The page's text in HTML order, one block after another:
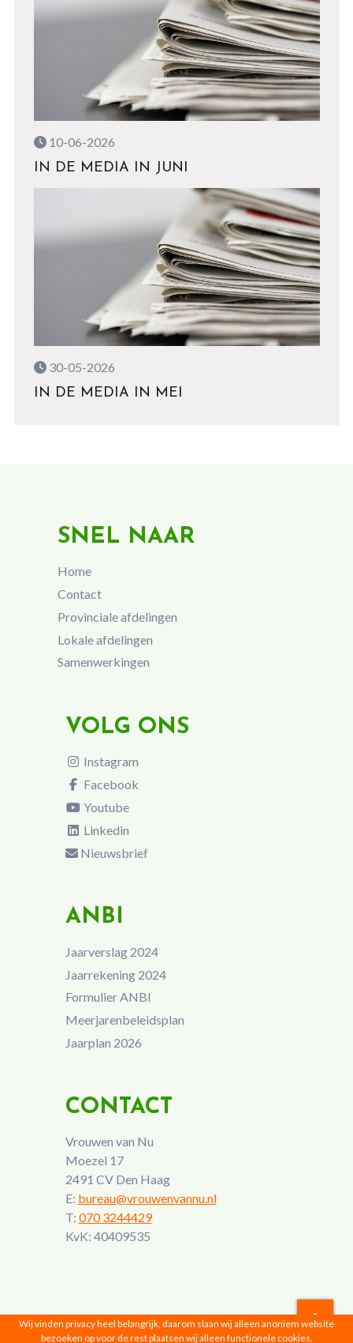
10-06-2026
IN DE MEDIA IN JUNI
30-05-2026
IN DE MEDIA IN MEI
SNEL NAAR
Home
Contact
Provinciale afdelingen
Lokale afdelingen
Samenwerkingen
VOLG ONS
Instagram
Facebook
Youtube
Linkedin
Nieuwsbrief
ANBI
Jaarverslag 2024
Jaarrekening 2024
Formulier ANBI
Meerjarenbeleidsplan
Jaarplan 2026
CONTACT
Vrouwen van Nu
Moezel 17
2491 CV Den Haag
E: bureau@vrouwenvannu.nl
T: 070 3244429
KvK: 40409535
Wij vinden privacy heel belangrijk, daarom slaan wij alleen anoniem website
bezoeken op voor de rest plaatsen wij alleen functionele cookies,